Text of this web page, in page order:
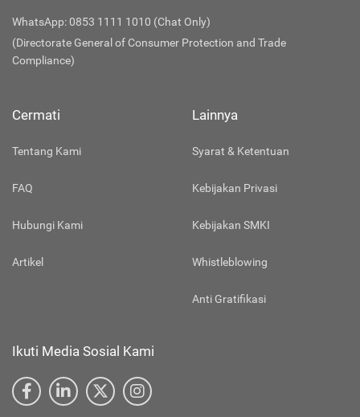
WhatsApp: 0853 1111 1010 (Chat Only)
(Directorate General of Consumer Protection and Trade
Compliance)
Cermati
Tentang Kami
FAQ
Hubungi Kami
Artikel
Lainnya
Syarat & Ketentuan
Kebijakan Privasi
Kebijakan SMKI
Whistleblowing
Anti Gratifikasi
Ikuti Media Sosial Kami